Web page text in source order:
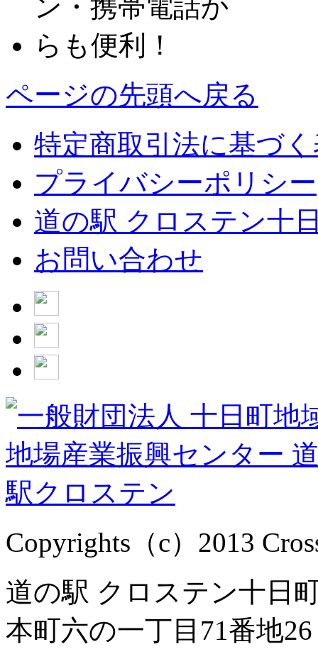
ページの先頭へ戻る
特定商取引法に基づ
プライバシーポリシー
道の駅 クロステン十
お問い合わせ
Copyrights（c）2013
道の駅 クロステン十日
本町六の一丁目71番地26